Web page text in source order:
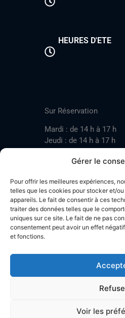
Gérer le
Pour offrir les meilleures expériences,
telles que les cookies pour stocker et/
appareils. Le fait de consentir à ces
traiter des données telles que le
uniques sur ce site. Le fait de ne pas
consentement peut avoir un effet
et fonctions.
Voir les
HEURES D'ETE
Sur Réservation
Mardi : de 14 h à 17 h
Jeudi : de 14 h à 17 h
Mardi : de 17 h à 20 h
Jeudi : de 17 h à 20 h
Samedi : de 14 h à 17 h
Stand de tir LA
Près de
Tel: +41 (0)79
Plan